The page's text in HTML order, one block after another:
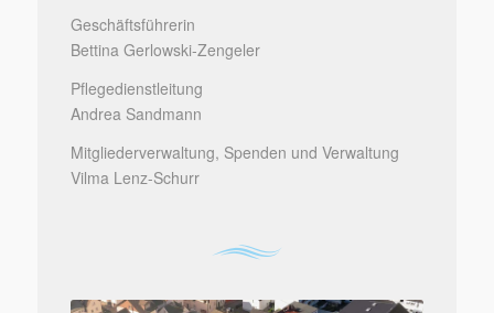
Geschäftsführerin
Bettina Gerlowski-Zengeler
Pflegedienstleitung
Andrea Sandmann
Mitgliederverwaltung, Spenden und Verwaltung
Vilma Lenz-Schurr